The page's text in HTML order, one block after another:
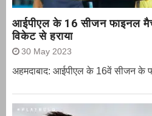
आईपीएल के 16 सीजन फाइनल
विकेट से हराया
30 May 2023
अहमदाबाद: आईपीएल के 16वें सीजन के